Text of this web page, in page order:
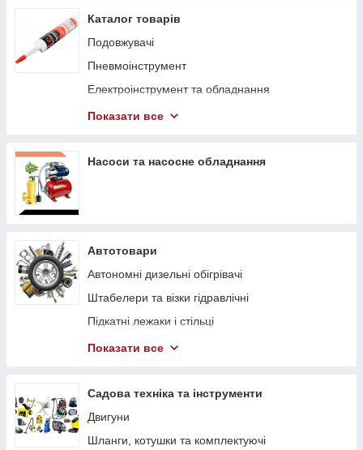
Каталог товарів
Подовжувачі
Пневмоінструмент
Електроінструмент та обладнання
Компресори
Показати все
Насоси та насосне обладнання
Автотовари
Автономні дизельні обігрівачі
Штабелери та візки гідравлічні
Підкaтні лeжaки і cтільці
Траверси для двигуна
Показати все
Садова техніка та інструменти
Двигуни
Шланги, котушки та комплектуючі